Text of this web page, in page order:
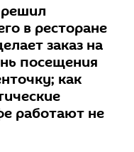
в ресторане
заказ на
посещения
как
работают не